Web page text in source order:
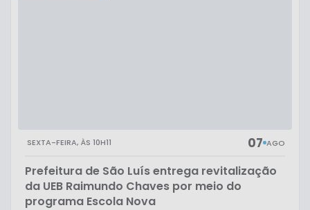
Prefeitura de São Luís entrega revitalização
da UEB Raimundo Chaves por meio do
programa Escola Nova
SEXTA-FEIRA 10H11 07 AGO